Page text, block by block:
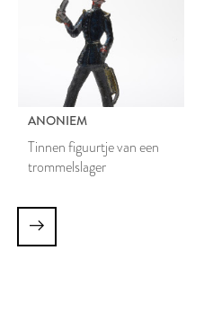
ANONIEM
Tinnen figuurtje van een
trommelslager